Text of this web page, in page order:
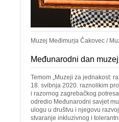
Muzej Međimurja Čakovec /
Međunarodni dan
Temom „Muzeji za jednakost:
18. svibnja 2020. raznolikim
i razornog zagrebačkog
odredio Međunarodni savjet
ulogu u društvu i njegovu
stvaranje inkluzivnog i